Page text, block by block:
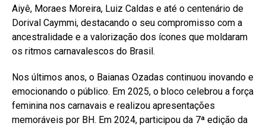
Aiyê, Moraes Moreira, Luiz Caldas e até o centenário de
Dorival Caymmi, destacando o seu compromisso com a
ancestralidade e a valorização dos ícones que moldaram
os ritmos carnavalescos do Brasil.
Nos últimos anos, o Baianas Ozadas continuou inovando e
emocionando o público. Em 2025, o bloco celebrou a força
feminina nos carnavais e realizou apresentações
memoráveis por BH. Em 2024, participou da 7ª edição da